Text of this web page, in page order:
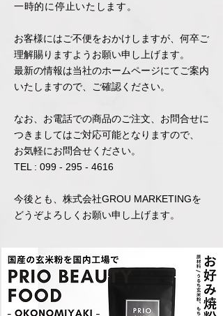
一時的に停止いたします。
お客様にはご不便をおかけしますが、何卒ご
理解賜りますようお願い申し上げます。
最新の情報は当社のホームページにてご案内
いたしますので、ご確認ください。
なお、お電話での商品のご注文、お問合せに
つきましてはご対応可能となりますので、
お気軽にお問合せください。
TEL : 099 - 295 - 4616
今後とも、株式会社GROU MARKETINGを
どうぞよろしくお願い申し上げます。